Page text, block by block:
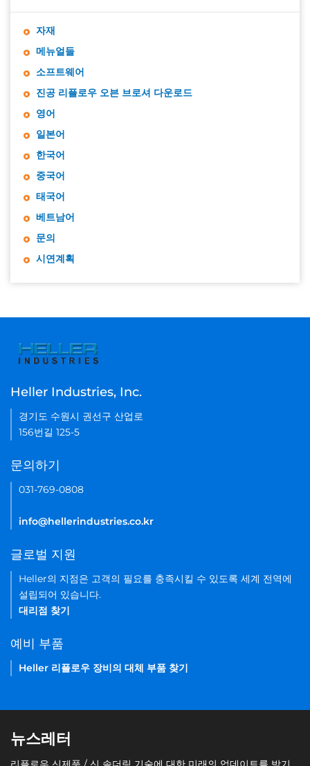
자재
메뉴얼들
소프트웨어
진공 리플로우 오븐 브로셔 다운로드
영어
일본어
한국어
중국어
태국어
베트남어
문의
시연계획
Heller Industries, Inc.
경기도 수원시 권선구 산업로
156번길 125-5
문의하기
031-769-0808
info@hellerindustries.co.kr
글로벌 지원
Heller의 지점은 고객의 필요를 충족시킬 수 있도록 세계 전역에
설립되어 있습니다.
대리점 찾기
예비 부품
Heller 리플로우 장비의 대체 부품 찾기
뉴스레터